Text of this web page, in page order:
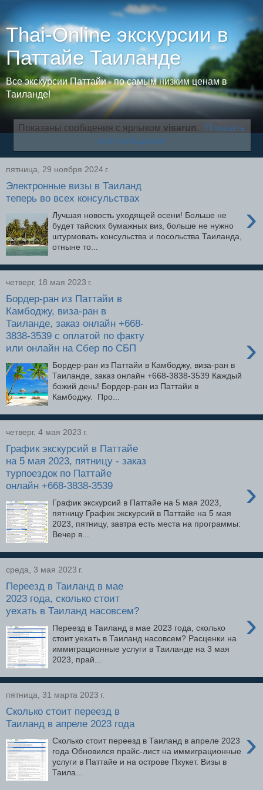
Thai-Online экскурсии в
Паттайе Таиланде
Все экскурсии Паттайи - по самым низким ценам в
Таиланде!
Показаны сообщения с ярлыком visarun.
Показать
все сообщения
пятница, 29 ноября 2024 г.
Электронные визы в Таиланд
теперь во всех консульствах
›
Лучшая новость уходящей осени! Больше не
будет тайских бумажных виз, больше не нужно
штурмовать консульства и посольства Таиланда,
отныне то...
четверг, 18 мая 2023 г.
Бордер-ран из Паттайи в
Камбоджу, виза-ран в
Таиланде, заказ онлайн +668-
3838-3539 с оплатой по факту
или онлайн на Сбер по СБП
›
Бордер-ран из Паттайи в Камбоджу, виза-ран в
Таиланде, заказ онлайн +668-3838-3539 Каждый
божий день! Бордер-ран из Паттайи в
Камбоджу. Про...
четверг, 4 мая 2023 г.
График экскурсий в Паттайе
на 5 мая 2023, пятницу - заказ
турпоездок по Паттайе
онлайн +668-3838-3539
›
График экскурсий в Паттайе на 5 мая 2023,
пятницу График экскурсий в Паттайе на 5 мая
2023, пятницу, завтра есть места на программы:
Вечер в...
среда, 3 мая 2023 г.
Переезд в Таиланд в мае
2023 года, сколько стоит
уехать в Таиланд насовсем?
›
Переезд в Таиланд в мае 2023 года, сколько
стоит уехать в Таиланд насовсем? Расценки на
иммиграционные услуги в Таиланде на 3 мая
2023, прай...
пятница, 31 марта 2023 г.
Сколько стоит переезд в
Таиланд в апреле 2023 года
›
Сколько стоит переезд в Таиланд в апреле 2023
года Обновился прайс-лист на иммиграционные
услуги в Паттайе и на острове Пхукет. Визы в
Таила...